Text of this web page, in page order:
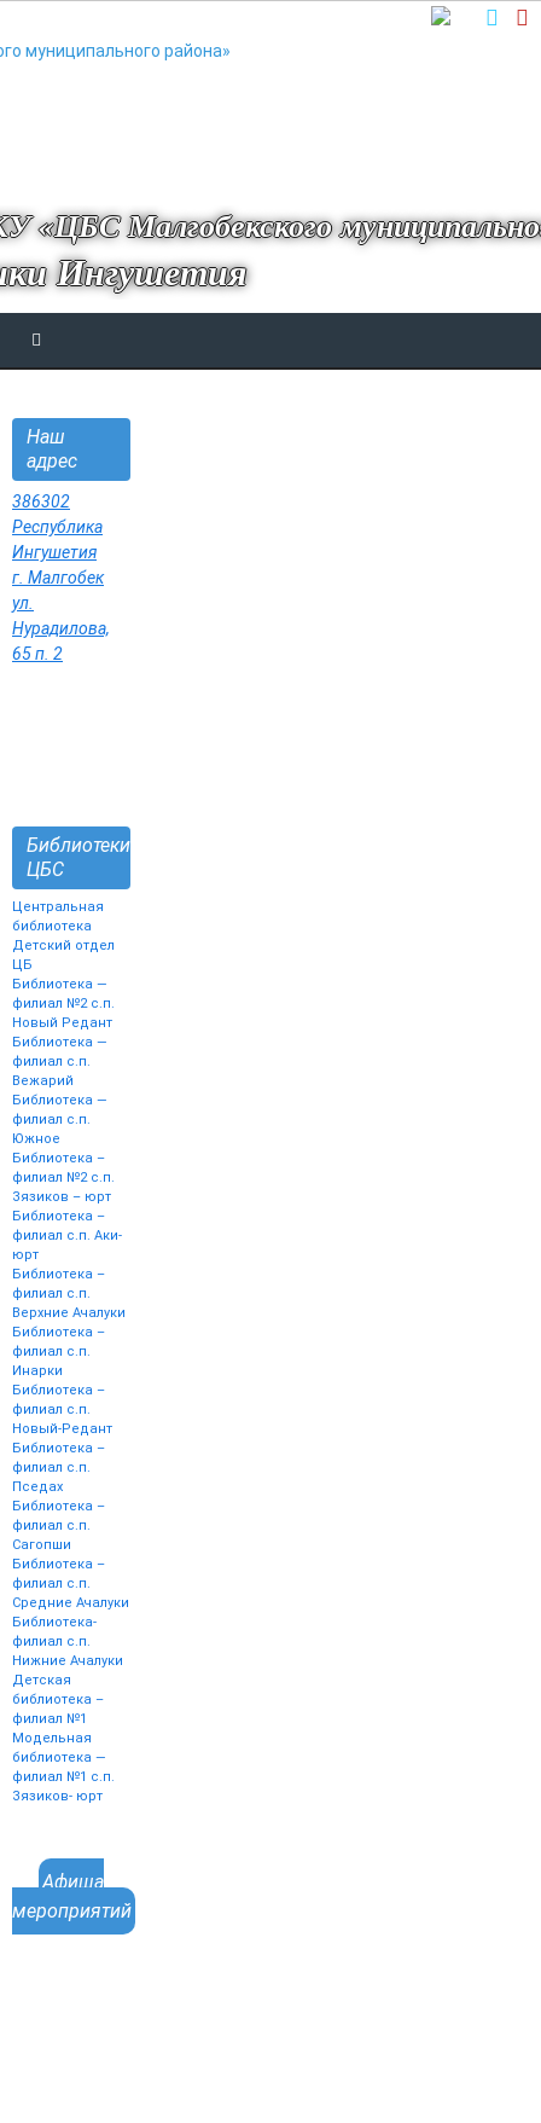
«ЦБС Малгобекского
Ингушетия
Наш
адрес
386302
Республика
Ингушетия
г. Малгобек
ул.
Нурадилова,
65 п. 2
Библиотеки
ЦБС
Центральная
библиотека
Детский отдел
ЦБ
Библиотека —
филиал №2 с.п.
Новый Редант
Библиотека —
филиал с.п.
Вежарий
Библиотека —
филиал с.п.
Южное
Библиотека –
филиал №2 с.п.
Зязиков – юрт
Библиотека –
филиал с.п. Аки-
юрт
Библиотека –
филиал с.п.
Верхние Ачалуки
Библиотека –
филиал с.п.
Инарки
Библиотека –
филиал с.п.
Новый-Редант
Библиотека –
филиал с.п.
Пседах
Библиотека –
филиал с.п.
Сагопши
Библиотека –
филиал с.п.
Средние Ачалуки
Библиотека-
филиал с.п.
Нижние Ачалуки
Детская
библиотека –
филиал №1
Модельная
библиотека —
филиал №1 с.п.
Зязиков- юрт
Афиша
мероприятий